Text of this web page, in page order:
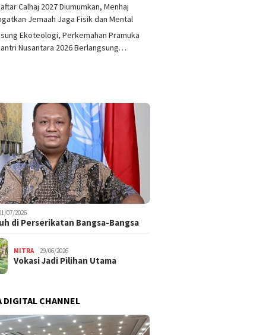
Calhaj 2027 Diumumkan, Menhaj
Jemaah Jaga Fisik dan Mental
Ekoteologi, Perkemahan Pramuka
Nusantara 2026 Berlangsung…
07/2026
di Perserikatan Bangsa-Bangsa
MITRA 29/06/2026
Vokasi Jadi Pilihan Utama
DIGITAL CHANNEL